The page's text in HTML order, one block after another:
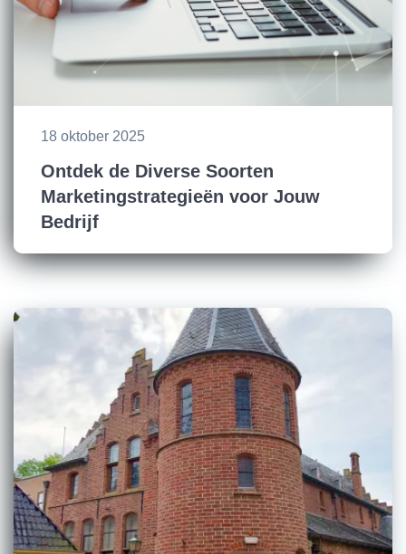
18 oktober 2025
Ontdek de Diverse Soorten
Marketingstrategieën voor Jouw
Bedrijf